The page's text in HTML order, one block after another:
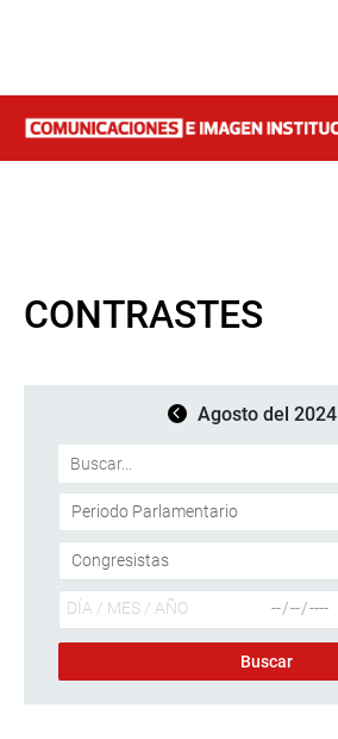
CONTRASTES
Agosto del 2024